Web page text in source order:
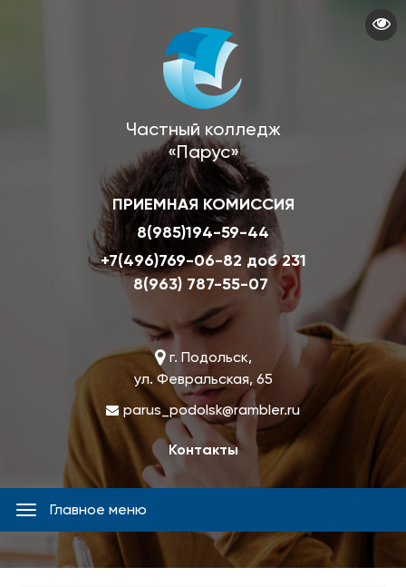
Частный колледж
«Парус»
ПРИЕМНАЯ КОМИССИЯ
8(985)194-59-44
+7(496)769-06-82 доб 231
8(963) 787-55-07
г. Подольск,
ул. Февральская, 65
parus_podolsk@rambler.ru
Контакты
Главное
меню
Главное меню